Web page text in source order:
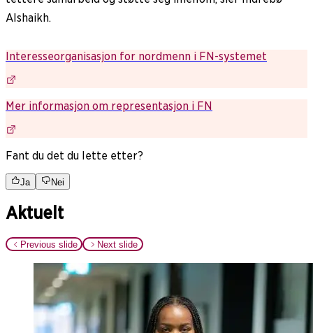
Alshaikh.
Interesseorganisasjon for nordmenn i FN-systemet
Mer informasjon om representasjon i FN
Fant du det du lette etter?
Ja Nei
Aktuelt
Previous slide Next slide